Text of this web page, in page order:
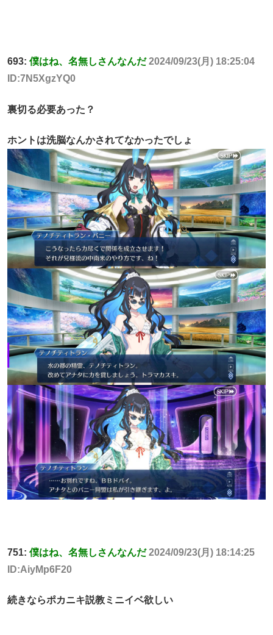
693: 僕はね、名無しさんなんだ 2024/09/23(月) 18:25:04
ID:7N5XgzYQ0
裏切る必要あった？
ホントは洗脳なんかされてなかったでしょ
751: 僕はね、名無しさんなんだ 2024/09/23(月) 18:14:25
ID:AiyMp6F20
続きならポカニキ説教ミニイベ欲しい